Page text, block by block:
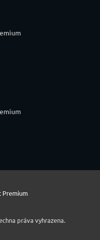
práva vyhrazena.